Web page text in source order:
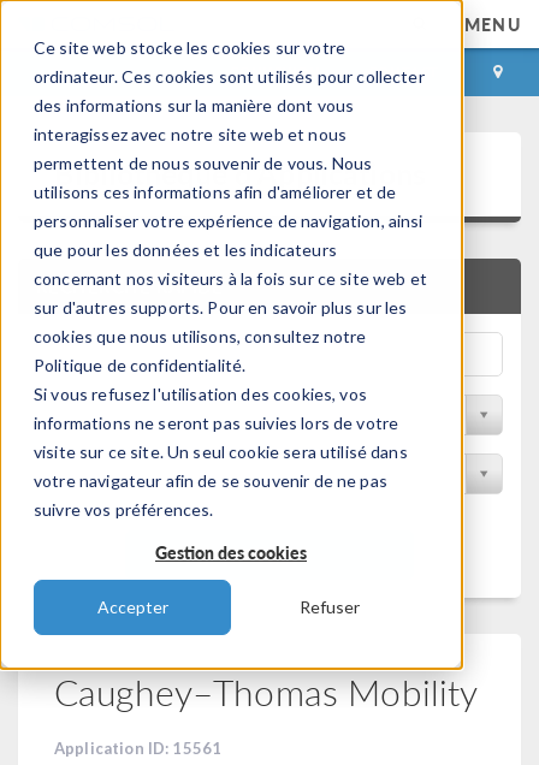
Ce site web stocke les cookies sur votre
ordinateur. Ces cookies sont utilisés pour collecter
des informations sur la manière dont vous
interagissez avec notre site web et nous
permettent de nous souvenir de vous. Nous
utilisons ces informations afin d'améliorer et de
personnaliser votre expérience de navigation, ainsi
que pour les données et les indicateurs
concernant nos visiteurs à la fois sur ce site web et
sur d'autres supports. Pour en savoir plus sur les
cookies que nous utilisons, consultez notre
Politique de confidentialité.
Si vous refusez l'utilisation des cookies, vos
informations ne seront pas suivies lors de votre
visite sur ce site. Un seul cookie sera utilisé dans
votre navigateur afin de se souvenir de ne pas
suivre vos préférences.
Gestion des cookies
Accepter Refuser
MENU
CONNEXION CONTACT
Bibliothèque d'Applications
RECHERCHE RAPIDE
Trier par Discipline
Filtrer par produit
Filtrer
Caughey–Thomas Mobility
Application ID: 15561